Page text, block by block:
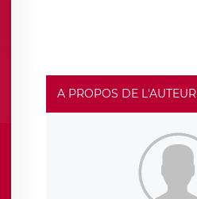
A PROPOS DE L'AUTEUR